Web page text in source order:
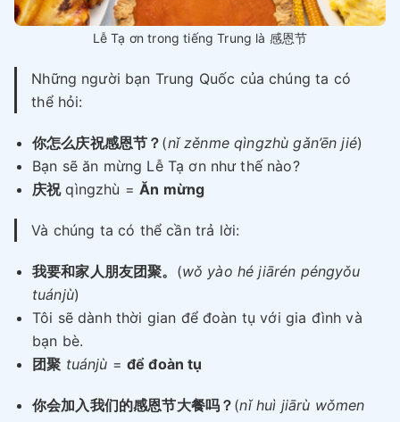
Lễ Tạ ơn trong tiếng Trung là 感恩节
Những người bạn Trung Quốc của chúng ta có
thể hỏi:
你怎么庆祝感恩节？ (nǐ zěnme qìngzhù gǎn’ēn jié)
Bạn sẽ ăn mừng Lễ Tạ ơn như thế nào?
庆祝qìngzhù =Ăn mừng
Và chúng ta có thể cần trả lời:
我要和家人朋友团聚。 (wǒ yào hé jiārén péngyǒu
tuánjù)
Tôi sẽ dành thời gian để đoàn tụ với gia đình và
bạn bè.
团聚 tuánjù = để đoàn tụ
你会加入我们的感恩节大餐吗？ (nǐ huì jiārù wǒmen